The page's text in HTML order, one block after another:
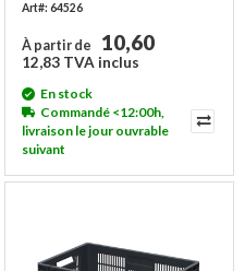
Art#: 64526
À partir de 10,60
12,83 TVA inclus
En stock
Commandé <12:00h,
livraison le jour ouvrable
suivant